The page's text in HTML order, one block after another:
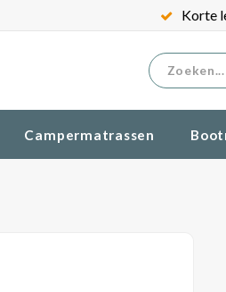
Korte
Campermatrassen